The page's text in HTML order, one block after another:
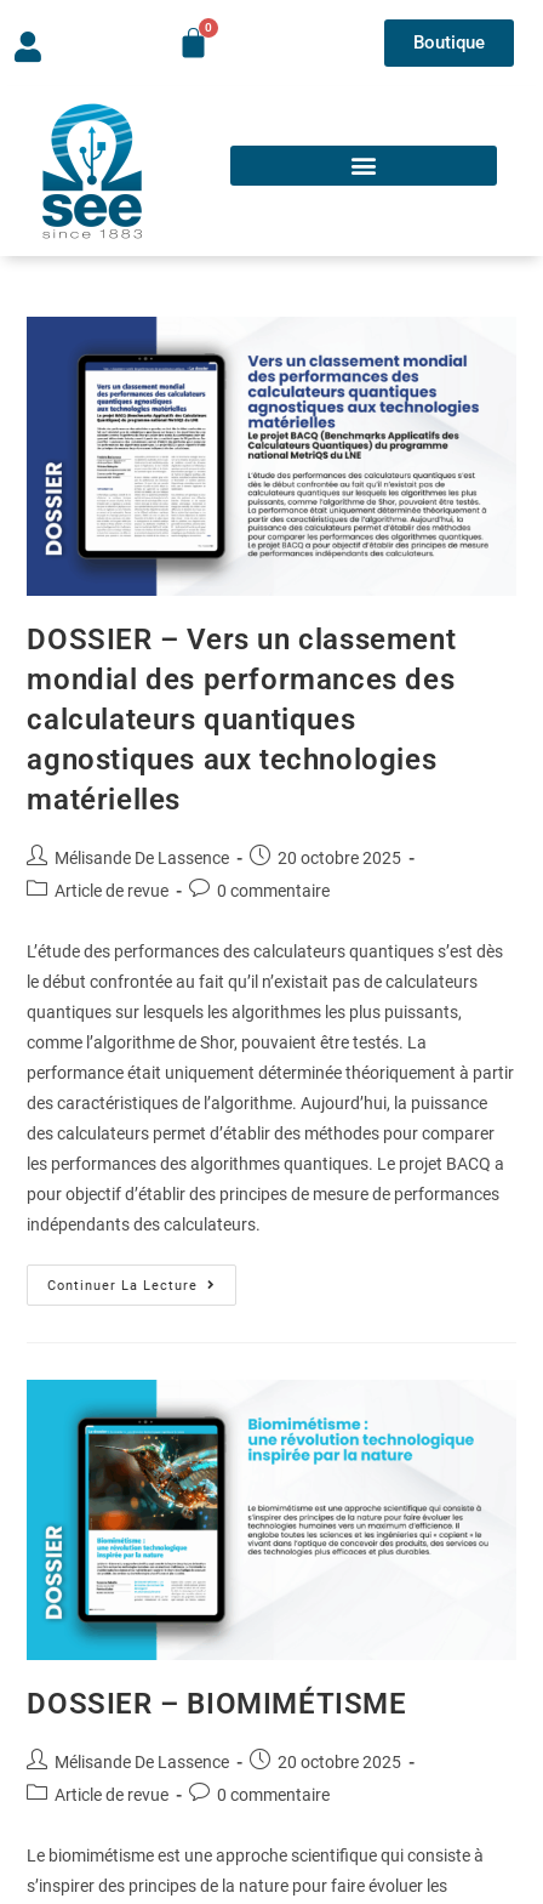
Boutique
DOSSIER – Vers un classement
mondial des performances des
calculateurs quantiques
agnostiques aux technologies
matérielles
Mélisande De Lassence
20 octobre 2025
Article de revue
0 commentaire
L’étude des performances des calculateurs quantiques s’est dès
le début confrontée au fait qu’il n’existait pas de calculateurs
quantiques sur lesquels les algorithmes les plus puissants,
comme l’algorithme de Shor, pouvaient être testés. La
performance était uniquement déterminée théoriquement à partir
des caractéristiques de l’algorithme. Aujourd’hui, la puissance
des calculateurs permet d’établir des méthodes pour comparer
les performances des algorithmes quantiques. Le projet BACQ a
pour objectif d’établir des principes de mesure de performances
indépendants des calculateurs.
Continuer La Lecture
DOSSIER – BIOMIMÉTISME
Mélisande De Lassence
20 octobre 2025
Article de revue
0 commentaire
Le biomimétisme est une approche scientifique qui consiste à
s’inspirer des principes de la nature pour faire évoluer les